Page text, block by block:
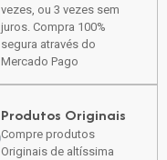
vezes, ou 3 vezes sem
juros. Compra 100%
segura através do
Mercado Pago
Produtos Originais
Compre produtos
Originais de altíssima